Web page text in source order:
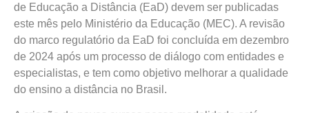
de Educação a Distância (EaD) devem ser publicadas
este mês pelo Ministério da Educação (MEC). A revisão
do marco regulatório da EaD foi concluída em dezembro
de 2024 após um processo de diálogo com entidades e
especialistas, e tem como objetivo melhorar a qualidade
do ensino a distância no Brasil.